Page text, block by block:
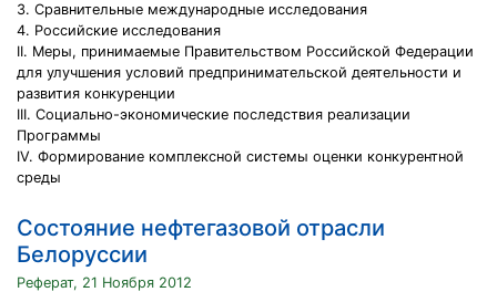
3. Сравнительные международные исследования
4. Российские исследования
II. Меры, принимаемые Правительством Российской Федерации
для улучшения условий предпринимательской деятельности и
развития конкуренции
III. Социально-экономические последствия реализации
Программы
IV. Формирование комплексной системы оценки конкурентной
среды
Cостояние нефтегазовой отрасли
Белоруссии
Реферат, 21 Ноября 2012